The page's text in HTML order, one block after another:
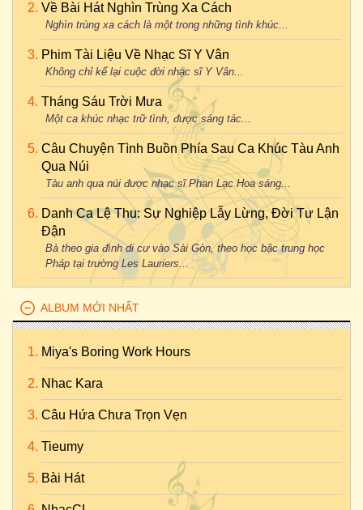
Về Bài Hát Nghìn Trùng Xa Cách
Nghìn trùng xa cách là một trong những tình khúc...
Phim Tài Liệu Về Nhạc Sĩ Y Vân
Không chỉ kể lại cuộc đời nhạc sĩ Y Vân...
Tháng Sáu Trời Mưa
Một ca khúc nhạc trữ tình, được sáng tác...
Câu Chuyện Tình Buồn Phía Sau Ca Khúc Tàu Anh
Qua Núi
Tàu anh qua núi được nhạc sĩ Phan Lạc Hoa sáng...
Danh Ca Lệ Thu: Sự Nghiệp Lẫy Lừng, Đời Tư Lận
Đận
Bà theo gia đình di cư vào Sài Gòn, theo học bậc trung học
Pháp tại trường Les Lauriers...
ALBUM MỚI NHẤT
Miya's Boring Work Hours
Nhac Kara
Câu Hứa Chưa Trọn Vẹn
Tieumy
Bài Hát